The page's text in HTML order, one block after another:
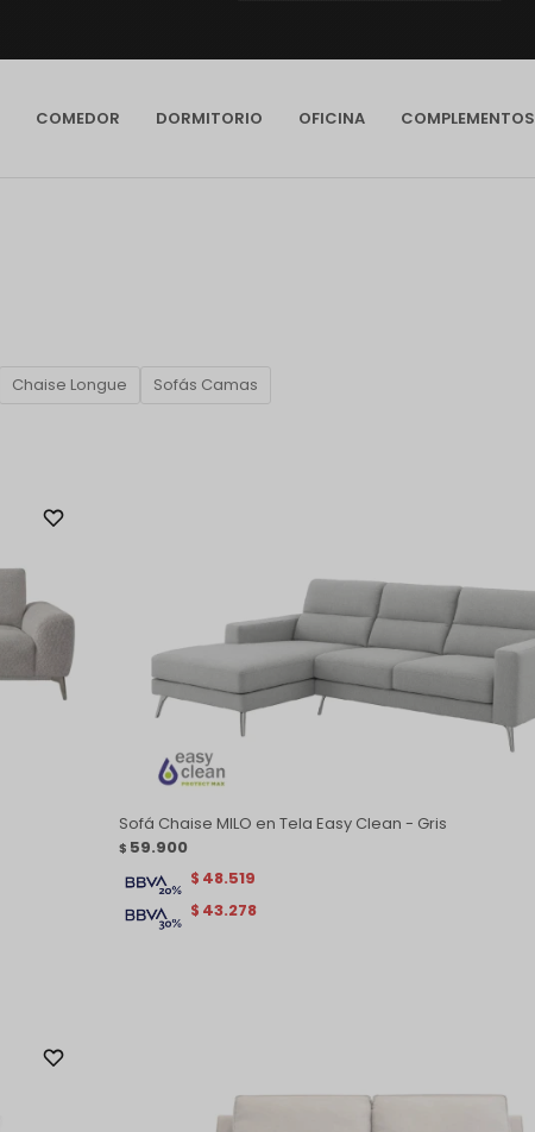
COMEDOR DORMITORIO OFICINA COMPLEMENTOS
Chaise Longue Sofás Camas
Sofá Chaise MILO en Tela Easy Clean - Gris
$ 59.900
$ 43.278
$ 48.519